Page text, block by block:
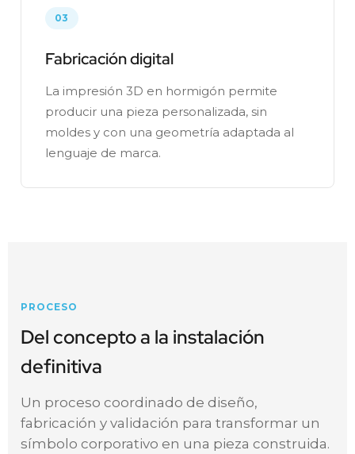
03
Fabricación digital
La impresión 3D en hormigón permite
producir una pieza personalizada, sin
moldes y con una geometría adaptada al
lenguaje de marca.
PROCESO
Del concepto a la instalación
definitiva
Un proceso coordinado de diseño,
fabricación y validación para transformar un
símbolo corporativo en una pieza construida.